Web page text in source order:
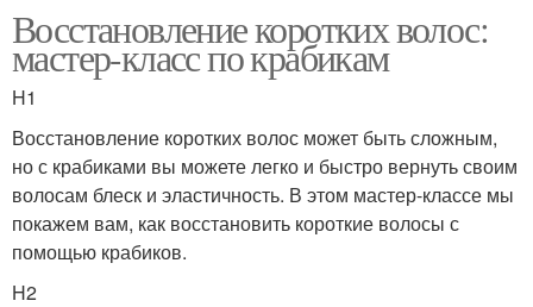
Восстановление коротких волос:
мастер-класс по крабикам
H1
Восстановление коротких волос может быть сложным,
но с крабиками вы можете легко и быстро вернуть своим
волосам блеск и эластичность. В этом мастер-классе мы
покажем вам, как восстановить короткие волосы с
помощью крабиков.
H2